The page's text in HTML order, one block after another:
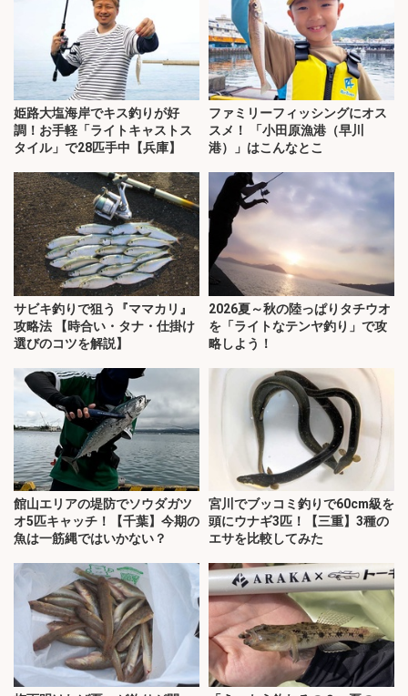
姫路大塩海岸でキス釣りが好
調！お手軽「ライトキャストス
タイル」で28匹手中【兵庫】
ファミリーフィッシングにオス
スメ！ 「小田原漁港（早川
港）」はこんなとこ
サビキ釣りで狙う『ママカリ』
攻略法 【時合い・タナ・仕掛け
選びのコツを解説】
2026夏～秋の陸っぱりタチウオ
を「ライトなテンヤ釣り」で攻
略しよう！
館山エリアの堤防でソウダガツ
オ5匹キャッチ！【千葉】今期の
魚は一筋縄ではいかない？
宮川でブッコミ釣りで60cm級を
頭にウナギ3匹！【三重】3種の
エサを比較してみた